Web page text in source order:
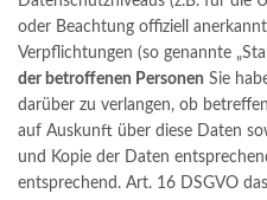
oder Beachtung offiziell
Verpflichtungen (so genannte
der betroffenen Personen Sie
darüber zu verlangen, ob
auf Auskunft über diese Daten
und Kopie der Daten
entsprechend. Art. 16 DSGVO